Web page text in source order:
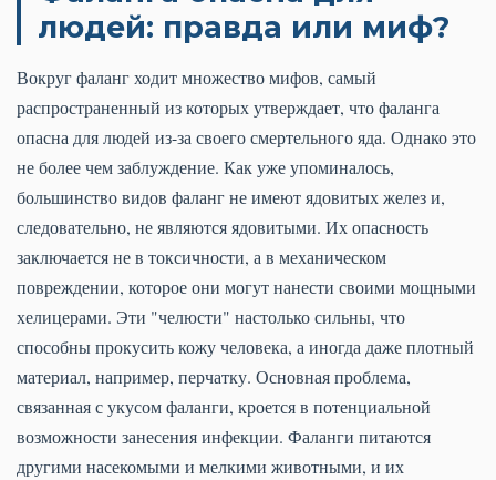
людей: правда или миф?
Вокруг фаланг ходит множество мифов, самый
распространенный из которых утверждает, что фаланга
опасна для людей из-за своего смертельного яда. Однако это
не более чем заблуждение. Как уже упоминалось,
большинство видов фаланг не имеют ядовитых желез и,
следовательно, не являются ядовитыми. Их опасность
заключается не в токсичности, а в механическом
повреждении, которое они могут нанести своими мощными
хелицерами. Эти "челюсти" настолько сильны, что
способны прокусить кожу человека, а иногда даже плотный
материал, например, перчатку. Основная проблема,
связанная с укусом фаланги, кроется в потенциальной
возможности занесения инфекции. Фаланги питаются
другими насекомыми и мелкими животными, и их